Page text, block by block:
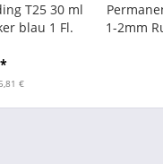
T25 30 ml
blau 1 Fl.
€
1-2mm